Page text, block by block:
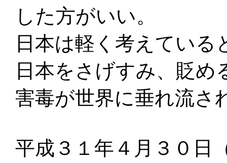
した方がいい。
日本は軽く考えてい
日本をさげすみ、貶め
害毒が世界に垂れ流さ
平成３１年４月３０日